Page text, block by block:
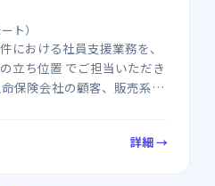
ト）
における社員支援業務を、
ご担当いただき
保険会社の顧客、販売系の
トレビュー対応
詳細 →